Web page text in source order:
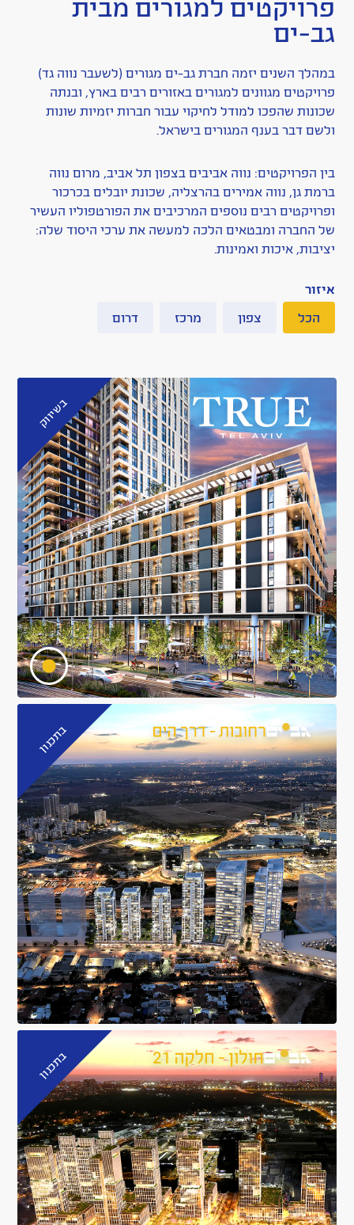
פרויקטים למגורים מבית
גב-ים
במהלך השנים יזמה חברת גב-ים מגורים (לשעבר נווה גד)
פרויקטים מגוונים למגורים באזורים רבים בארץ, ובנתה
שכונות שהפכו למודל לחיקוי עבור חברות יזמיות שונות
ולשם דבר בענף המגורים בישראל.
בין הפרויקטים: נווה אביבים בצפון תל אביב, מרום נווה
ברמת גן, נווה אמירים בהרצליה, שכונת יובלים בכרכור
ופרויקטים רבים נוספים המרכיבים את הפורטפוליו העשיר
של החברה ומבטאים הלכה למעשה את ערכי היסוד שלה:
יציבות, איכות ואמינות.
איזור
הכל
צפון מרכז דרום
בשיווק
בתכנון
בתכנון